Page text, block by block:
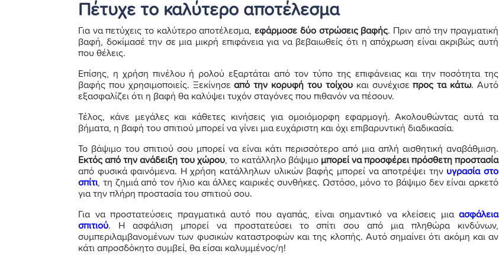
Πέτυχε το καλύτερο αποτέλεσμα
Για να πετύχεις το καλύτερο αποτέλεσμα, εφάρμοσε δύο στρώσεις βαφής. Πριν από την πραγματική
βαφή, δοκίμασέ την σε μια μικρή επιφάνεια για να βεβαιωθείς ότι η απόχρωση είναι ακριβώς αυτή
που θέλεις.
Επίσης, η χρήση πινέλου ή ρολού εξαρτάται από τον τύπο της επιφάνειας και την ποσότητα της
βαφής που χρησιμοποιείς. Ξεκίνησε από την κορυφή του τοίχουκαι συνέχισεπρος τα κάτω. Αυτό
εξασφαλίζει ότι η βαφή θα καλύψει τυχόν σταγόνες που πιθανόν να πέσουν.
Τέλος, κάνε μεγάλες και κάθετες κινήσεις για ομοιόμορφη εφαρμογή. Ακολουθώντας αυτά τα
βήματα, η βαφή του σπιτιού μπορεί να γίνει μια ευχάριστη και όχι επιβαρυντική διαδικασία.
Το βάψιμο του σπιτιού σου μπορεί να είναι κάτι περισσότερο από μια απλή αισθητική αναβάθμιση.
Εκτός από την ανάδειξη του χώρου , το κατάλληλο βάψιμο μπορεί να προσφέρει πρόσθετη προστασία
από φυσικά φαινόμενα. Η χρήση κατάλληλων υλικών βαφής μπορεί να αποτρέψει την υγρασία στο
σπίτι , τη ζημιά από τον ήλιο και άλλες καιρικές συνθήκες. Ωστόσο, μόνο το βάψιμο δεν είναι αρκετό
για την πλήρη προστασία του σπιτιού σου.
Για να προστατεύσεις πραγματικά αυτό που αγαπάς, είναι σημαντικό να κλείσεις μια ασφάλεια
σπιτιού. Η ασφάλιση μπορεί να προστατεύσει το σπίτι σου από μια πληθώρα κινδύνων,
συμπεριλαμβανομένων των φυσικών καταστροφών και της κλοπής. Αυτό σημαίνει ότι ακόμη και αν
κάτι απροσδόκητο συμβεί, θα είσαι καλυμμένος/η!